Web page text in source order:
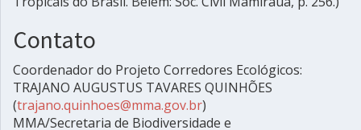
Contato
Coordenador do Projeto Corredores Ecológicos:
TRAJANO AUGUSTUS TAVARES QUINHÕES
(trajano.quinhoes@mma.gov.br)
MMA/Secretaria de Biodiversidade e